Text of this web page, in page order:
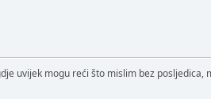
uvijek mogu reći što mislim bez